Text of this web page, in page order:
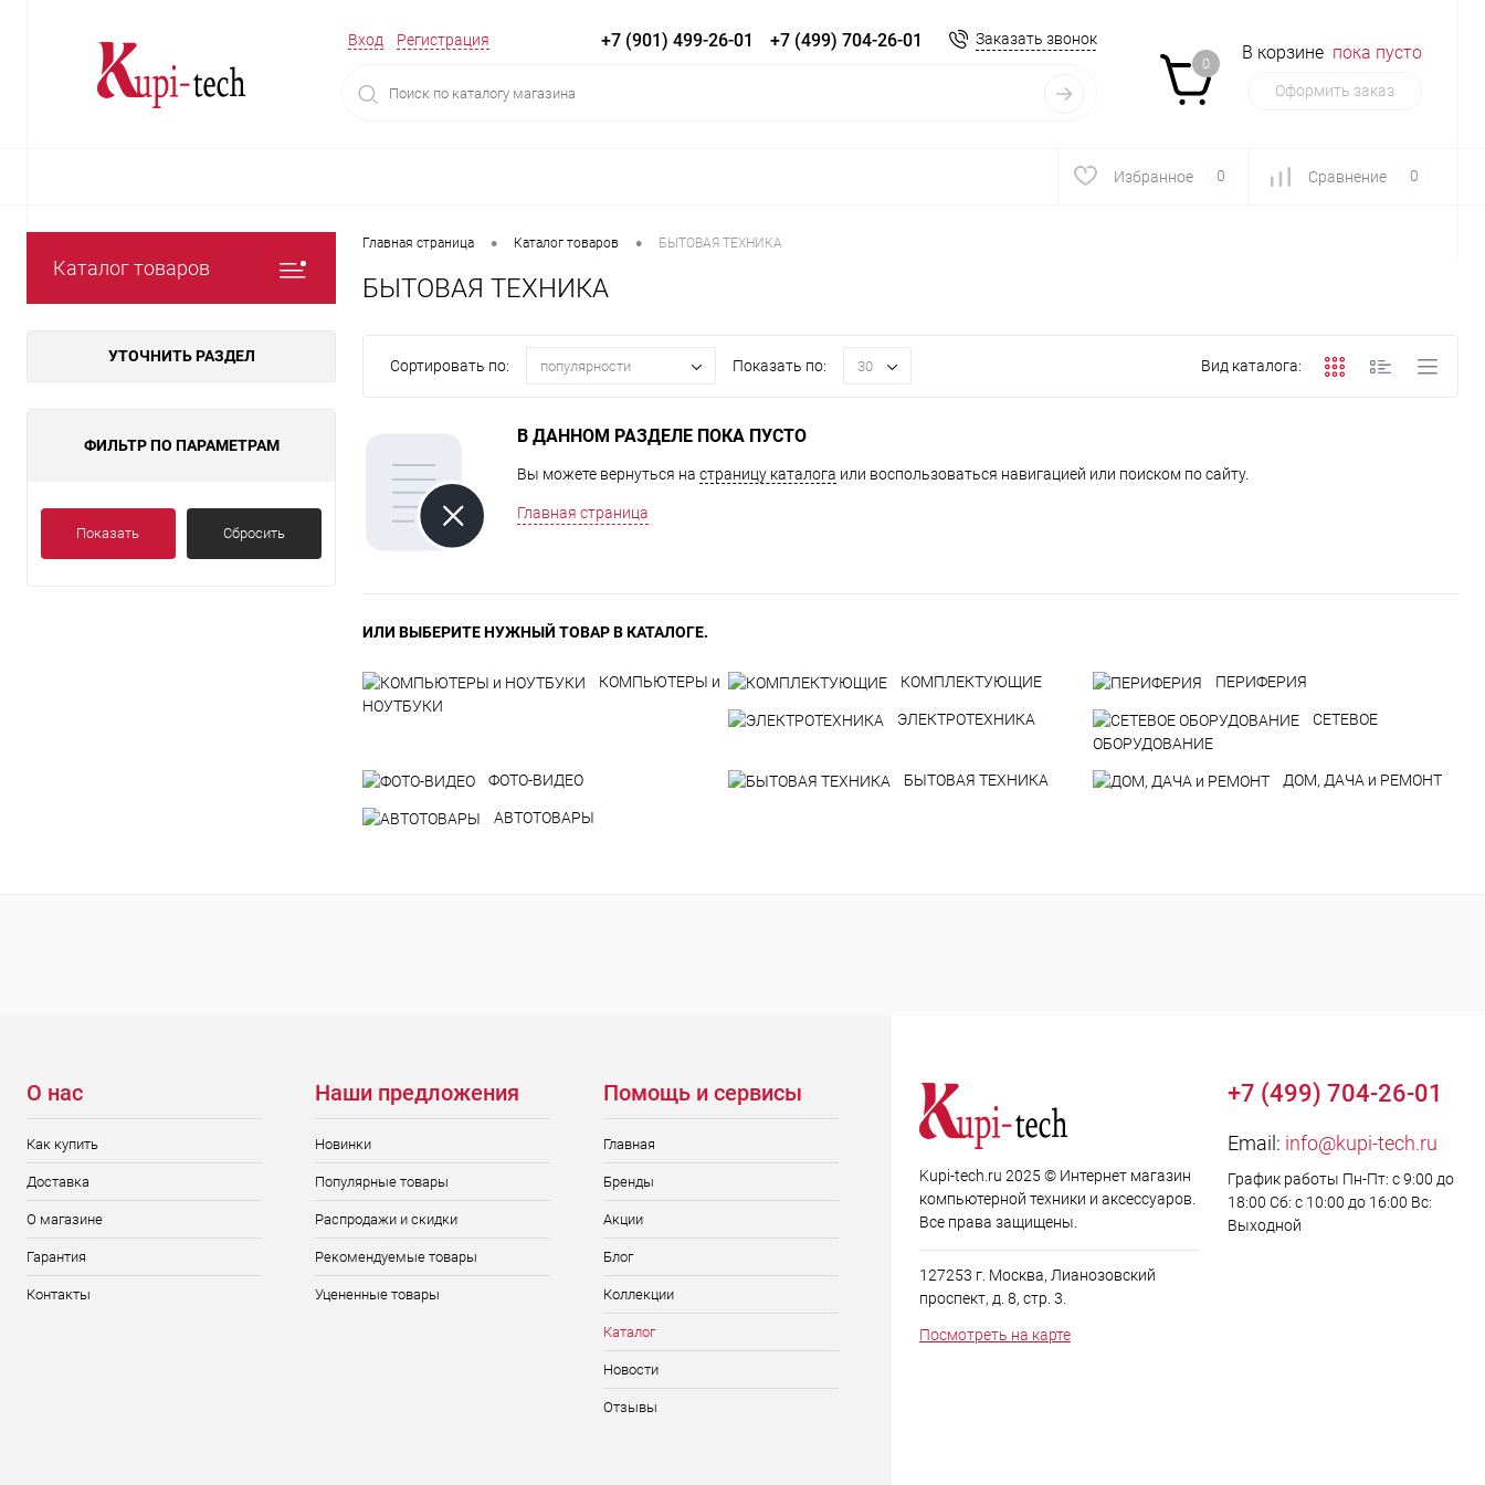
Вход Регистрация +7 (901) 499-26-01 +7 (499) 704-26-01 Заказать звонок
0
В корзине пока пусто
Оформить заказ
Избранное 0 Сравнение 0
Каталог товаров
УТОЧНИТЬ РАЗДЕЛ
ФИЛЬТР ПО ПАРАМЕТРАМ
Показать Сбросить
Главная страница • Каталог товаров • БЫТОВАЯ ТЕХНИКА
БЫТОВАЯ ТЕХНИКА
Сортировать по: популярности Показать по: 30 Вид каталога:
В ДАННОМ РАЗДЕЛЕ ПОКА ПУСТО
Вы можете вернуться на страницу каталога или воспользоваться навигацией или поиском по сайту.
Главная страница
ИЛИ ВЫБЕРИТЕ НУЖНЫЙ ТОВАР В КАТАЛОГЕ.
КОМПЬЮТЕРЫ и
НОУТБУКИ
КОМПЛЕКТУЮЩИЕ ПЕРИФЕРИЯ
ЭЛЕКТРОТЕХНИКА
СЕТЕВОЕ
ОБОРУДОВАНИЕ
ФОТО-ВИДЕО БЫТОВАЯ ТЕХНИКА ДOM, ДАЧА и РЕМОНТ
АВТОТОВАРЫ
О нас
Как купить
Доставка
О магазине
Гарантия
Контакты
Наши предложения
Новинки
Популярные товары
Распродажи и скидки
Рекомендуемые товары
Уцененные товары
Помощь и сервисы
Главная
Бренды
Акции
Блог
Коллекции
Каталог
Новости
Отзывы
Kupi-tech.ru 2025 © Интернет магазин
компьютерной техники и аксессуаров.
Все права защищены.
127253 г. Москва, Лианозовский
проспект, д. 8, стр. 3.
Посмотреть на карте
+7 (499) 704-26-01
Email: info@kupi-tech.ru
График работы Пн-Пт: с 9:00 до
18:00 Сб: с 10:00 до 16:00 Вс:
Выходной